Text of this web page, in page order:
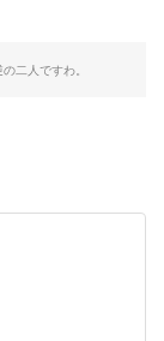
の二人ですわ。